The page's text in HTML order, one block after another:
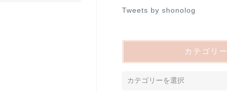
Tweets by shonolog
カテゴリー